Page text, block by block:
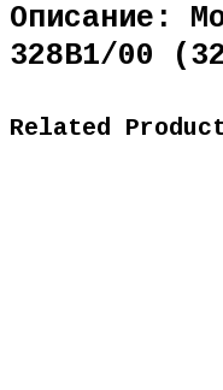
Описание:
328B1/00
Related